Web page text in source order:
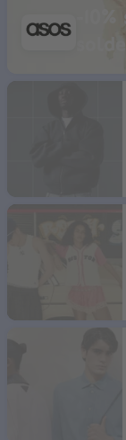
-
Urban Outfitters